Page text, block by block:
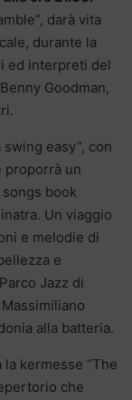
darà vita
durante la
ed interpreti del
Goodman,
swing easy”, con
proporrà un
book
Un viaggio
e melodie di
e
Jazz di
alla batteria.
la kermesse “The
che